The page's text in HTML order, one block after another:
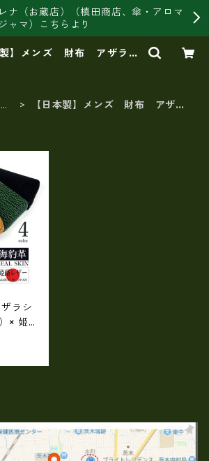
ナ（お蔵店）（槙田商店、傘・アロマ
ャマ）こちらより
製】メンズ 財布 アザラシ
ド ショップ
【日本製】メンズ 財布 アザラ
ラシ
× 姫路
レッ